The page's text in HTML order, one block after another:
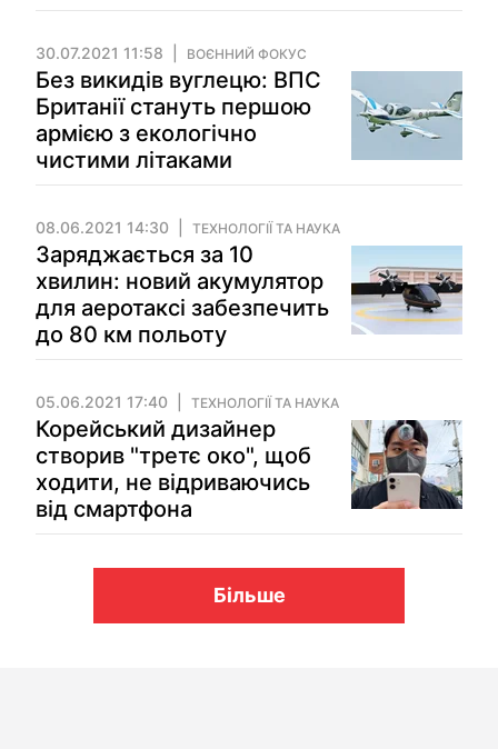
30.07.2021 11:58 ВОЄННИЙ ФОКУС
Без викидів вуглецю: ВПС
Британії стануть першою
армією з екологічно
чистими літаками
08.06.2021 14:30 ТЕХНОЛОГІЇ ТА НАУКА
Заряджається за 10
хвилин: новий акумулятор
для аеротаксі забезпечить
до 80 км польоту
05.06.2021 17:40 ТЕХНОЛОГІЇ ТА НАУКА
Корейський дизайнер
створив "третє око", щоб
ходити, не відриваючись
від смартфона
Більше